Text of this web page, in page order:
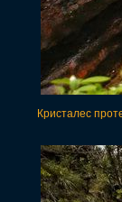
Кристалес